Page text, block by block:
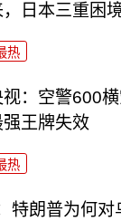
，日本三重困
热
视：空警600
强王牌失效
热
特朗普为何对